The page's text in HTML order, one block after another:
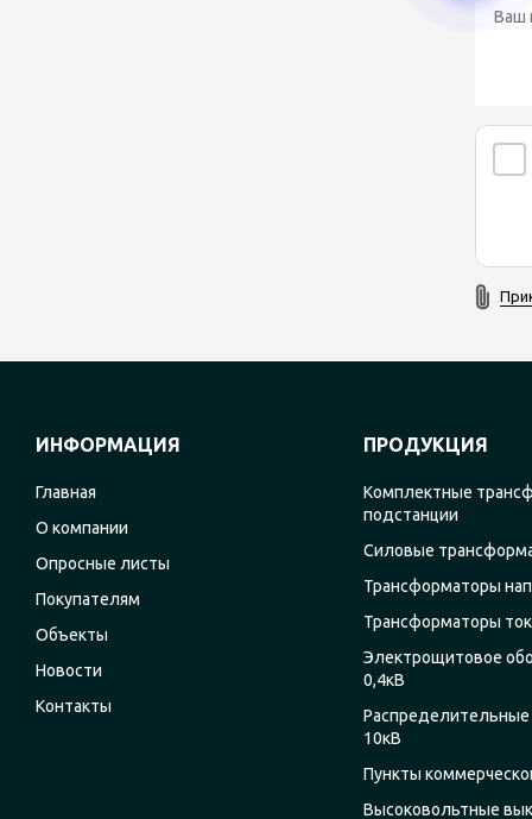
ИНФОРМАЦИЯ
Главная
О компании
Опросные листы
Покупателям
Объекты
Новости
Контакты
ПРОДУКЦИЯ
Комплектные
подстанции
Силовые
Трансформаторы
Трансформаторы
Электрощитовое
0,4кВ
Распределительные
10кВ
Пункты
Высоковольтные